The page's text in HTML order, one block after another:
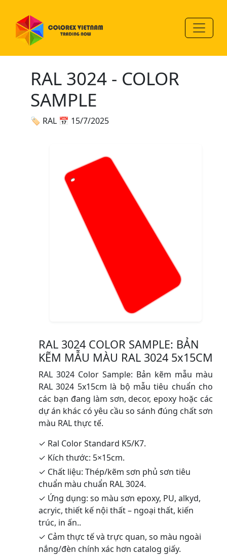
RAL 3024 - COLOR
SAMPLE
🏷 RAL 📅 15/7/2025
RAL 3024 COLOR SAMPLE: BẢN
KẼM MẪU MÀU RAL 3024 5x15CM
RAL 3024 Color Sample: Bản kẽm mẫu màu
RAL 3024 5x15cm là bộ mẫu tiêu chuẩn cho
các bạn đang làm sơn, decor, epoxy hoặc các
dự án khác có yêu cầu so sánh đúng chất sơn
màu RAL thực tế.
✓ Ral Color Standard K5/K7.
✓ Kích thước: 5×15cm.
✓ Chất liệu: Thép/kẽm sơn phủ sơn tiêu
chuẩn màu chuẩn RAL 3024.
✓ Ứng dụng: so màu sơn epoxy, PU, alkyd,
acryic, thiết kế nội thất – ngoại thất, kiến
trúc, in ấn..
✓ Cảm thực tế và trực quan, so màu ngoài
nắng/đèn chính xác hơn catalog giấy.